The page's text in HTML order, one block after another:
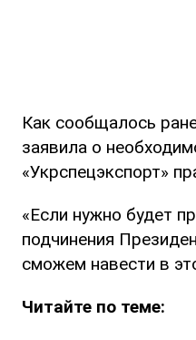
Как сообщалось
заявила о
«Укрспецэкспорт»
«Если нужно будет
подчинения
сможем навести в
Читайте по теме: